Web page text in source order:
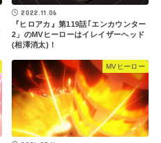
2022.11.06
『ヒロアカ』第119話｢エンカウンター
2」のMVヒーローはイレイザーヘッド
(相澤消太)！
MVヒーロー